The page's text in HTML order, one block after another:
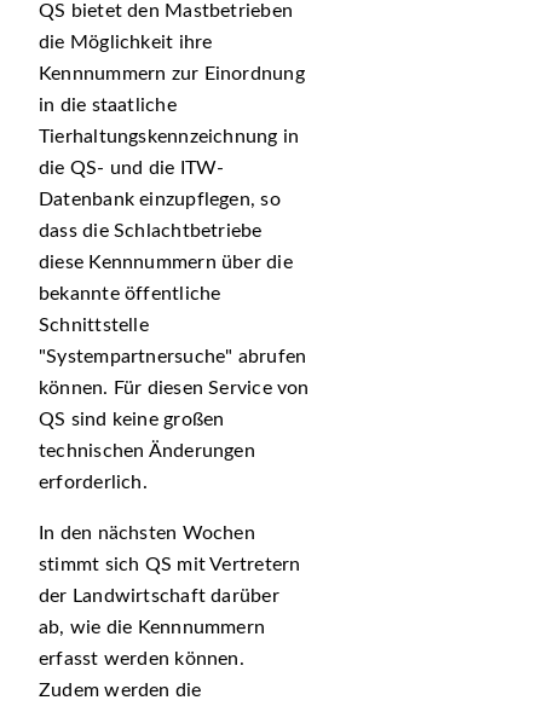
QS bietet den Mastbetrieben
die Möglichkeit ihre
Kennnummern zur Einordnung
in die staatliche
Tierhaltungskennzeichnung in
die QS- und die ITW-
Datenbank einzupflegen, so
dass die Schlachtbetriebe
diese Kennnummern über die
bekannte öffentliche
Schnittstelle
Systempartnersuche
abrufen
können. Für diesen Service von
QS sind keine großen
technischen Änderungen
erforderlich.
In den nächsten Wochen
stimmt sich QS mit Vertretern
der Landwirtschaft darüber
ab, wie die Kennnummern
erfasst werden können.
Zudem werden die